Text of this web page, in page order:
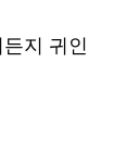
지 귀인